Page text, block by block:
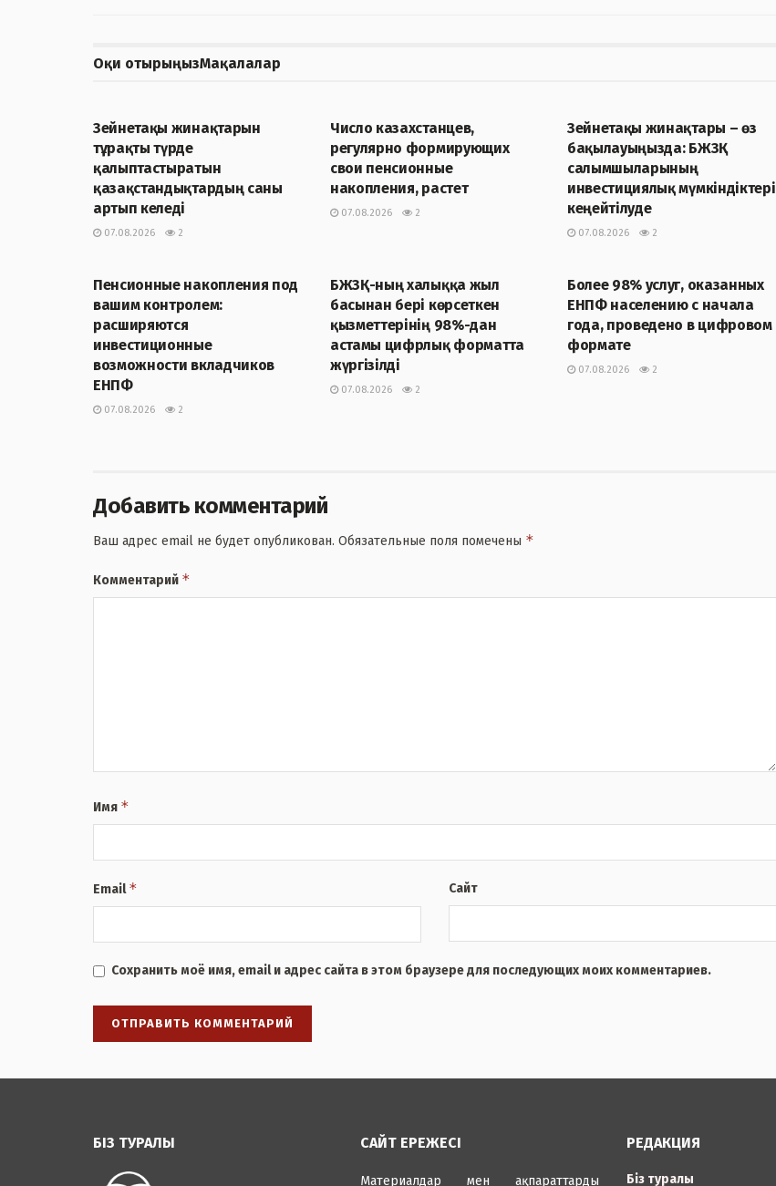
Оқи отырыңызМақалалар
Зейнетақы жинақтарын
тұрақты түрде
қалыптастыратын
қазақстандықтардың саны
артып келеді
07.08.2026 2
Число казахстанцев,
регулярно формирующих
свои пенсионные
накопления, растет
07.08.2026 2
Зейнетақы жинақтары – өз
бақылауыңызда: БЖЗҚ
салымшыларының
инвестициялық мүмкіндіктері
кеңейтілуде
07.08.2026 2
Пенсионные накопления под
вашим контролем:
расширяются
инвестиционные
возможности вкладчиков
ЕНПФ
07.08.2026 2
БЖЗҚ-ның халыққа жыл
басынан бері көрсеткен
қызметтерінің 98%-дан
астамы цифрлық форматта
жүргізілді
07.08.2026 2
Более 98% услуг, оказанных
ЕНПФ населению с начала
года, проведено в цифровом
формате
07.08.2026 2
Добавить комментарий
Ваш адрес email не будет опубликован. Обязательные поля помечены *
Комментарий *
Имя *
Email* Сайт
Сохранить моё имя, email и адрес сайта в этом браузере для последующих моих комментариев.
БІЗ ТУРАЛЫ САЙТ ЕРЕЖЕСІ
Материалдар мен ақпараттарды
РЕДАКЦИЯ
Біз туралы